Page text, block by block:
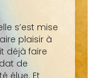
s’est mise
plaisir à
déjà faire
de